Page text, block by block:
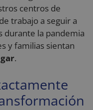
centros de
trabajo a seguir a
durante la pandemia
y familias sientan
.